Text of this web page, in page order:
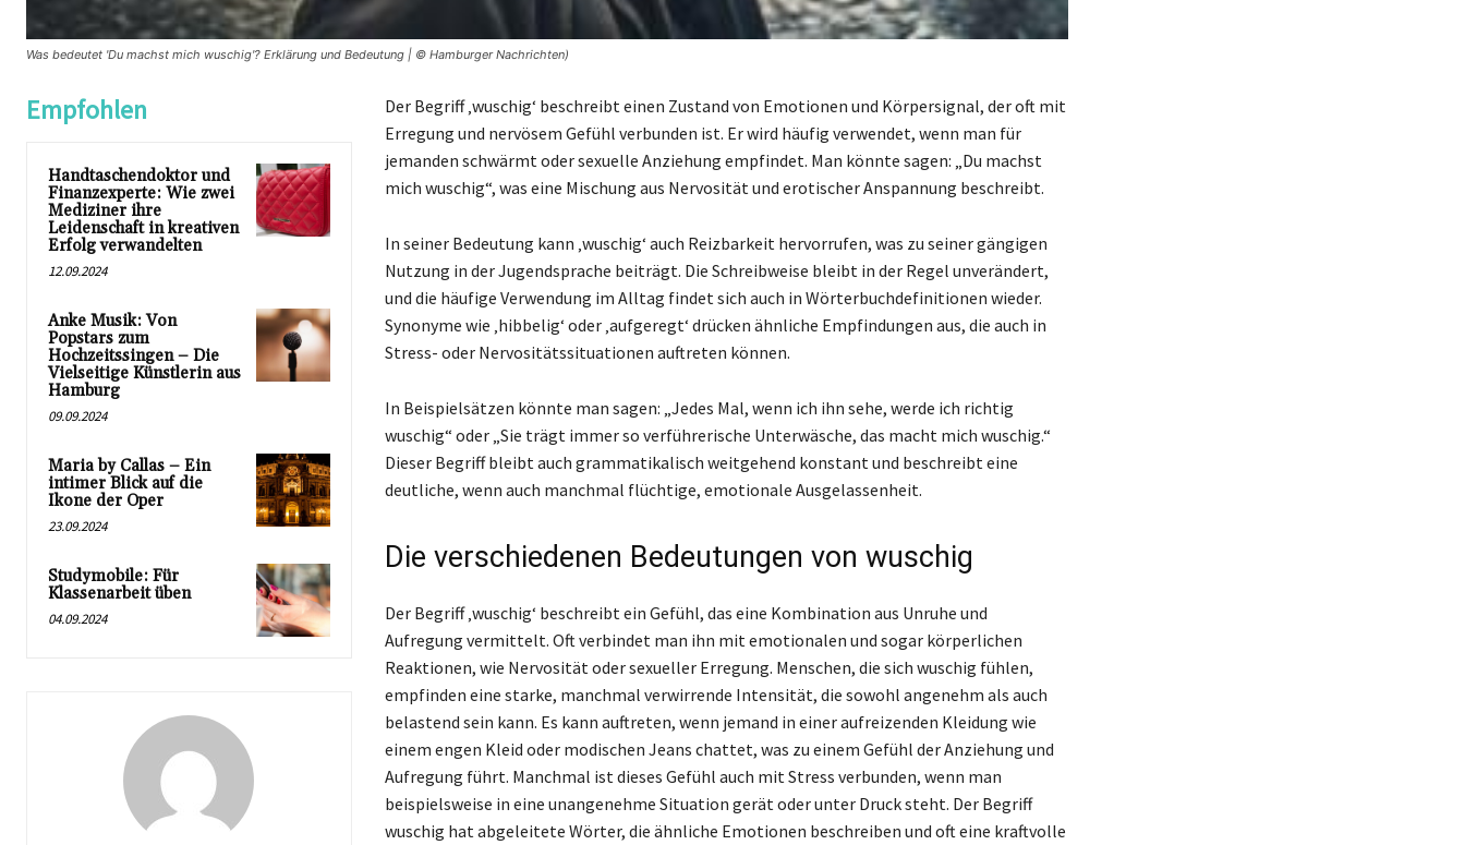
Was bedeutet 'Du machst mich wuschig'? Erklärung und Bedeutung | © Hamburger Nachrichten)
Empfohlen
Handtaschendoktor und
Finanzexperte: Wie zwei
Mediziner ihre
Leidenschaft in kreativen
Erfolg verwandelten
12.09.2024
Anke Musik: Von
Popstars zum
Hochzeitssingen – Die
Vielseitige Künstlerin aus
Hamburg
09.09.2024
Maria by Callas – Ein
intimer Blick auf die
Ikone der Oper
23.09.2024
Studymobile: Für
Klassenarbeit üben
04.09.2024
Der Begriff ‚wuschig‘ beschreibt einen Zustand von Emotionen und Körpersignal, der oft mit
Erregung und nervösem Gefühl verbunden ist. Er wird häufig verwendet, wenn man für
jemanden schwärmt oder sexuelle Anziehung empfindet. Man könnte sagen: „Du machst
mich wuschig“, was eine Mischung aus Nervosität und erotischer Anspannung beschreibt.
In seiner Bedeutung kann ‚wuschig‘ auch Reizbarkeit hervorrufen, was zu seiner gängigen
Nutzung in der Jugendsprache beiträgt. Die Schreibweise bleibt in der Regel unverändert,
und die häufige Verwendung im Alltag findet sich auch in Wörterbuchdefinitionen wieder.
Synonyme wie ‚hibbelig‘ oder ‚aufgeregt‘ drücken ähnliche Empfindungen aus, die auch in
Stress- oder Nervositätssituationen auftreten können.
In Beispielsätzen könnte man sagen: „Jedes Mal, wenn ich ihn sehe, werde ich richtig
wuschig“ oder „Sie trägt immer so verführerische Unterwäsche, das macht mich wuschig.“
Dieser Begriff bleibt auch grammatikalisch weitgehend konstant und beschreibt eine
deutliche, wenn auch manchmal flüchtige, emotionale Ausgelassenheit.
Die verschiedenen Bedeutungen von wuschig
Der Begriff ‚wuschig‘ beschreibt ein Gefühl, das eine Kombination aus Unruhe und
Aufregung vermittelt. Oft verbindet man ihn mit emotionalen und sogar körperlichen
Reaktionen, wie Nervosität oder sexueller Erregung. Menschen, die sich wuschig fühlen,
empfinden eine starke, manchmal verwirrende Intensität, die sowohl angenehm als auch
belastend sein kann. Es kann auftreten, wenn jemand in einer aufreizenden Kleidung wie
einem engen Kleid oder modischen Jeans chattet, was zu einem Gefühl der Anziehung und
Aufregung führt. Manchmal ist dieses Gefühl auch mit Stress verbunden, wenn man
beispielsweise in eine unangenehme Situation gerät oder unter Druck steht. Der Begriff
wuschig hat abgeleitete Wörter, die ähnliche Emotionen beschreiben und oft eine kraftvolle